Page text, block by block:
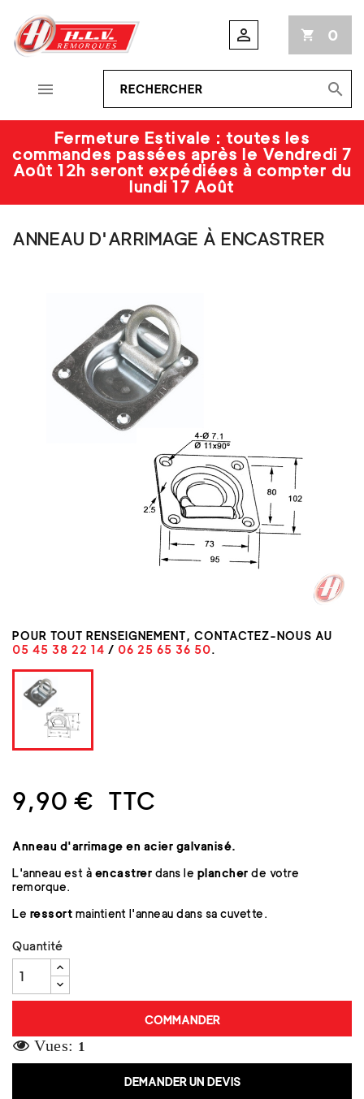
 shopping_cart 0
 
Fermeture Estivale : toutes les
commandes passées après le Vendredi 7
Août 12h seront expédiées à compter du
lundi 17 Août
ANNEAU D'ARRIMAGE À ENCASTRER
POUR TOUT RENSEIGNEMENT, CONTACTEZ-NOUS AU
05 45 38 22 14 / 06 25 65 36 50.
9,90 € TTC
Anneau d'arrimage en acier galvanisé.
L'anneau est à encastrer dans le plancher de votre
remorque.
Le ressort maintient l'anneau dans sa cuvette.
Quantité
COMMANDER
Vues: 1
DEMANDER UN DEVIS